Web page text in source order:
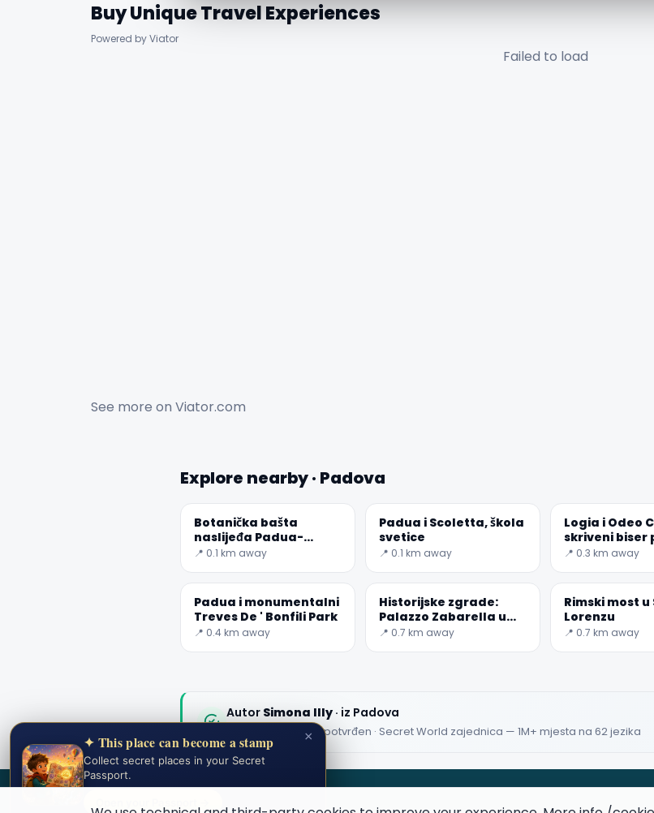
Buy Unique Travel Experiences
Powered by Viator
Failed to load
See more on Viator.com
Explore nearby · Padova
Botanička bašta
naslijeđa Padua-
Unesco
📍 0.1 km away
Padua i Scoletta, škola
svetice
📍 0.1 km away
Logia i Odeo
skriveni biser
📍 0.3 km away
Padua i monumentalni
Treves De ' Bonfili Park
📍 0.4 km away
Historijske zgrade:
Palazzo Zabarella u
Padovi
📍 0.7 km away
Rimski most u
Lorenzu
📍 0.7 km away
Autor Simona Illy· iz Padova
Uređivački sadržaj potvrđen · Secret World zajednica — 1M+ mjesta na 62 jezika
SECRET WORLD
×
✦ This place can become a stamp
Collect secret places in your Secret
Passport.